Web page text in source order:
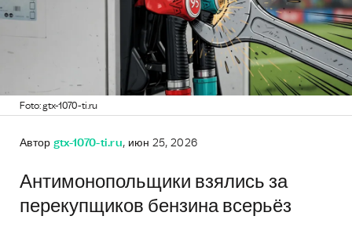
Foto: gtx-1070-ti.ru
Автор gtx-1070-ti.ru, июн 25, 2026
Антимонопольщики взялись за
перекупщиков бензина всерьёз